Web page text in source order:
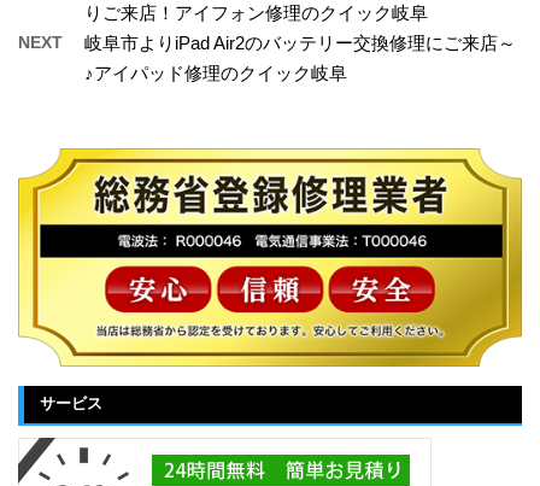
りご来店！アイフォン修理のクイック岐阜
NEXT
岐阜市よりiPad Air2のバッテリー交換修理にご来店～
♪アイパッド修理のクイック岐阜
サービス